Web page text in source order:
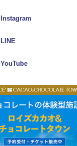
Instagram
LINE
YouTube